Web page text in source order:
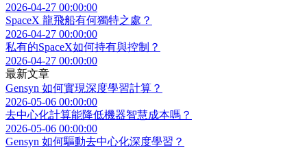
2026-04-27 00:00:00
SpaceX 龍飛船有何獨特之處？
2026-04-27 00:00:00
私有的SpaceX如何持有與控制？
2026-04-27 00:00:00
最新文章
Gensyn 如何實現深度學習計算？
2026-05-06 00:00:00
去中心化計算能降低機器智慧成本嗎？
2026-05-06 00:00:00
Gensyn 如何驅動去中心化深度學習？